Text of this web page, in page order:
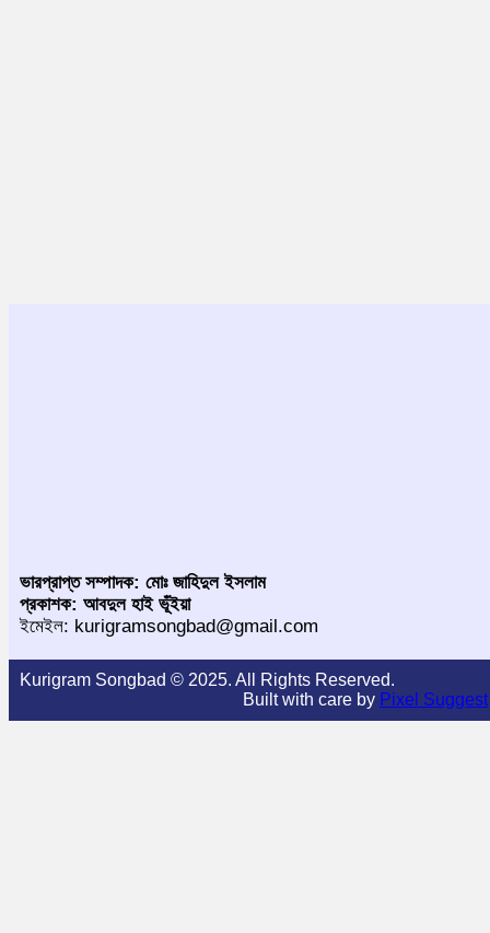
ভারপ্রাপ্ত সম্পাদক: মোঃ জাহিদুল ইসলাম
প্রকাশক: আবদুল হাই ভূঁইয়া
ইমেইল: kurigramsongbad@gmail.com
Kurigram Songbad © 2025. All Rights Reserved.
Built with care by Pixel Suggest